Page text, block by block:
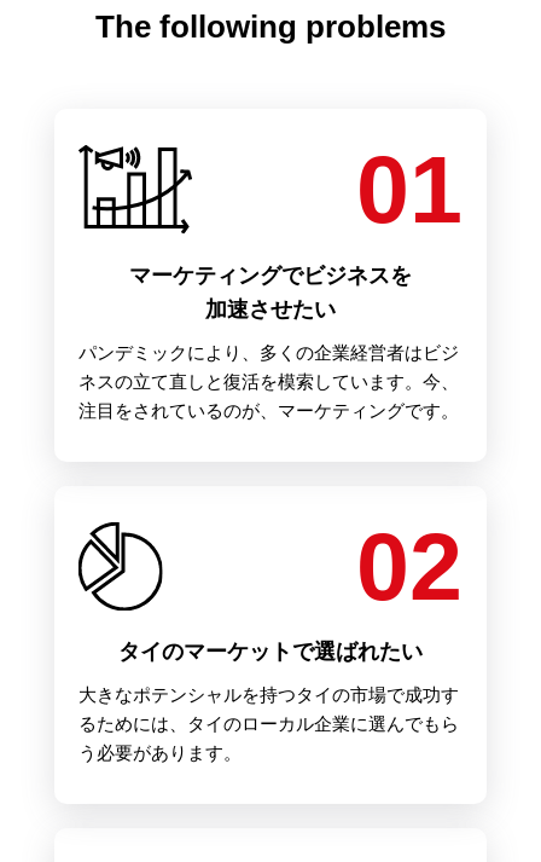
The following problems
01
マーケティングでビジネスを
加速させたい
パンデミックにより、多くの企業経営者はビジ
ネスの立て直しと復活を模索しています。今、
注目をされているのが、マーケティングです。
02
タイのマーケットで選ばれたい
大きなポテンシャルを持つタイの市場で成功す
るためには、タイのローカル企業に選んでもら
う必要があります。